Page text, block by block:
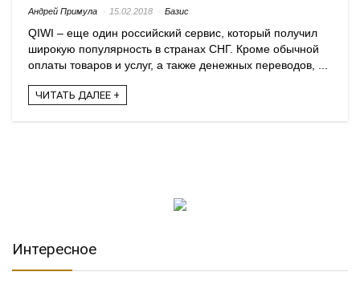
Андрей Примула 15.02.2018 Базис
QIWI – еще один российский сервис, который получил
широкую популярность в странах СНГ. Кроме обычной
оплаты товаров и услуг, а также денежных переводов, ...
ЧИТАТЬ ДАЛЕЕ +
Интересное